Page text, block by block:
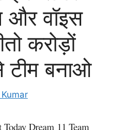
और वॉइस
करोड़ों
टीम बनाओ
Dream 11 Team